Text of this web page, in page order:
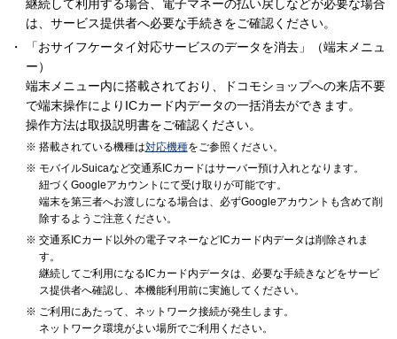
継続して利用する場合、電子マネーの払い戻しなどが必要な場合
は、サービス提供者へ必要な手続きをご確認ください。
「おサイフケータイ対応サービスのデータを消去」（端末メニュ
ー）
端末メニュー内に搭載されており、ドコモショップへの来店不要
で端末操作によりICカード内データの一括消去ができます。
操作方法は取扱説明書をご確認ください。
搭載されている機種は対応機種をご参照ください。
モバイルSuicaなど交通系ICカードはサーバー預け入れとなります。
紐づくGoogleアカウントにて受け取りが可能です。
端末を第三者へお渡しになる場合は、必ずGoogleアカウントも含めて削
除するようご注意ください。
交通系ICカード以外の電子マネーなどICカード内データは削除されま
す。
継続してご利用になるICカード内データは、必要な手続きなどをサービ
ス提供者へ確認し、本機能利用前に実施してください。
ご利用にあたって、ネットワーク接続が発生します。
ネットワーク環境がよい場所でご利用ください。